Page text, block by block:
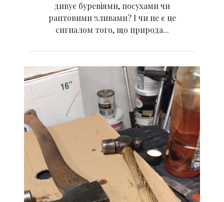
дивує буревіями, посухами чи
раптовими зливами? І чи не є це
сигналом того, що природа...